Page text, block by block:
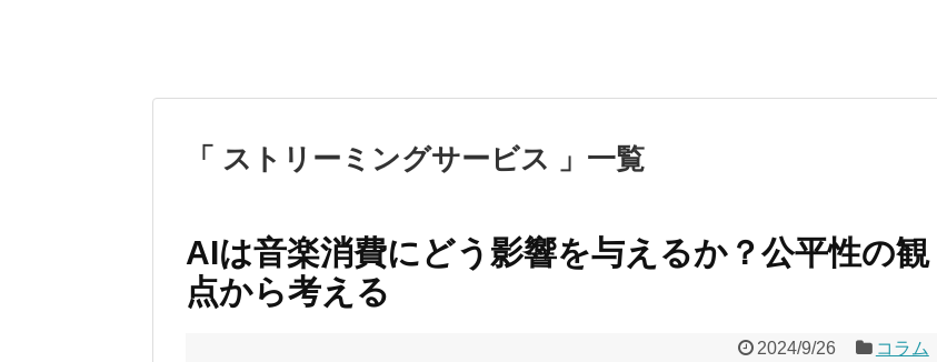
「 ストリーミングサービス 」一覧
AIは音楽消費にどう影響を与えるか？公平性の観
点から考える
2024/9/26 コラム